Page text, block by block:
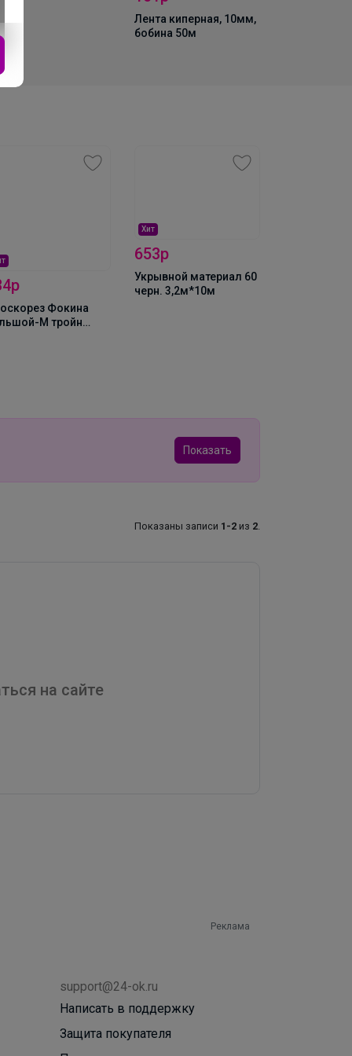
Лента киперная, 10мм,
бобина 50м
Фокина
М тройн
Хит
653р
Укрывной материал 60
черн. 3,2м*10м
Показать
Показаны записи 1-2 из 2
на сайте
Реклама
support@24-ok.ru
Написать в поддержку
Защита покупателя